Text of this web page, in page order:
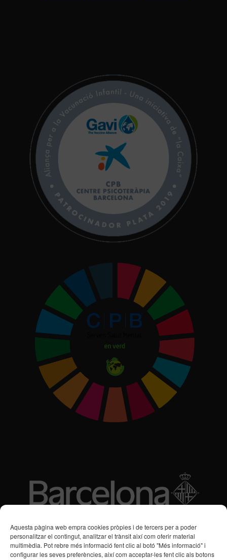
Aquesta pàgina web empra cookies pròpies i de tercers per a poder
personalitzar el contingut, analitzar el trànsit així com oferir material
multimèdia. Pot rebre més informació fent clic al botó "Més informació" i
configurar les seves preferències, així com acceptar-les fent clic als botons
Subvencions des de 2016
Programa de Vacances/Suport Respir Familiar